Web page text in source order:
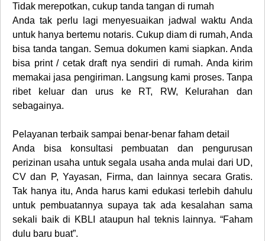
Tidak merepotkan, cukup tanda tangan di rumah
Anda tak perlu lagi menyesuaikan jadwal waktu Anda
untuk hanya bertemu notaris. Cukup diam di rumah, Anda
bisa tanda tangan. Semua dokumen kami siapkan. Anda
bisa print / cetak draft nya sendiri di rumah. Anda kirim
memakai jasa pengiriman. Langsung kami proses. Tanpa
ribet keluar dan urus ke RT, RW, Kelurahan dan
sebagainya.
Pelayanan terbaik sampai benar-benar faham detail
Anda bisa konsultasi pembuatan dan pengurusan
perizinan usaha untuk segala usaha anda mulai dari UD,
CV dan P, Yayasan, Firma, dan lainnya secara Gratis.
Tak hanya itu, Anda harus kami edukasi terlebih dahulu
untuk pembuatannya supaya tak ada kesalahan sama
sekali baik di KBLI ataupun hal teknis lainnya. “Faham
dulu baru buat”.